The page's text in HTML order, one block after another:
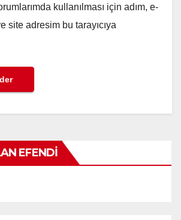
kullanılması için adım, e-
site adresim bu tarayıcıya
EFENDI